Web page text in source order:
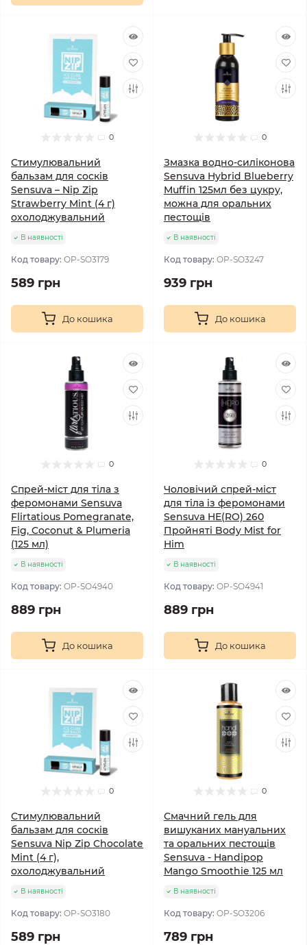
0
Стимулювальний
бальзам для сосків
Sensuva – Nip Zip
Strawberry Mint (4 г)
охолоджувальний
В наявності
Код товару: OP-SO3179
589 грн
До кошика
0
Змазка водно-силіконова
Sensuva Hybrid Blueberry
Muffin 125мл без цукру,
можна для оральних
пестощів
В наявності
Код товару: OP-SO3247
939 грн
До кошика
0
Спрей-міст для тіла з
феромонами Sensuva
Flirtatious Pomegranate,
Fig, Coconut & Plumeria
(125 мл)
В наявності
Код товару: OP-SO4940
889 грн
До кошика
0
Чоловічий спрей-міст
для тіла із феромонами
Sensuva HE(RO) 260
Пройняті Body Mist for
Him
В наявності
Код товару: OP-SO4941
889 грн
До кошика
0
Стимулювальний
бальзам для сосків
Sensuva Nip Zip Chocolate
Mint (4 г),
охолоджувальний
В наявності
Код товару: OP-SO3180
589 грн
0
Смачний гель для
вишуканих мануальних
та оральних пестощів
Sensuva - Handipop
Mango Smoothie 125 мл
В наявності
Код товару: OP-SO3206
789 грн